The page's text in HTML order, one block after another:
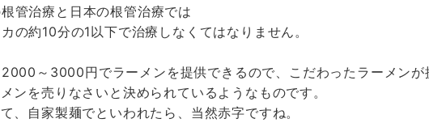
管治療と日本の根管治療では
の約10分の1以下で治療しなくてはなりません。
～3000円でラーメンを提供できるので、こだわったラーメンが
ンを売りなさいと決められているようなものです。
、自家製麺でといわれたら、当然赤字ですね。